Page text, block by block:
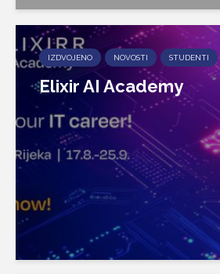
IZDVOJENO NOVOSTI STUDENTI
Elixir AI Academy